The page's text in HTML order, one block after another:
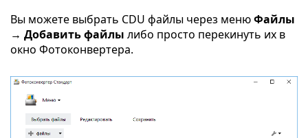
Вы можете выбрать CDU файлы через менюФайлы
→ Добавить файлы либо просто перекинуть их в
окно Фотоконвертера.